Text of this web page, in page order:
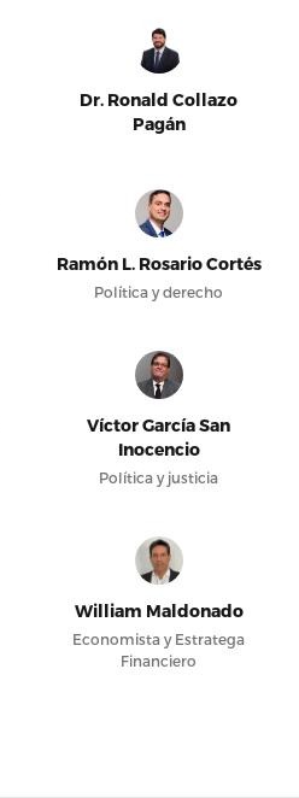
Dr. Ronald Collazo
Pagán
Ramón L. Rosario Cortés
Política y derecho
Víctor García San
Inocencio
Política y justicia
William Maldonado
Economista y Estratega
Financiero